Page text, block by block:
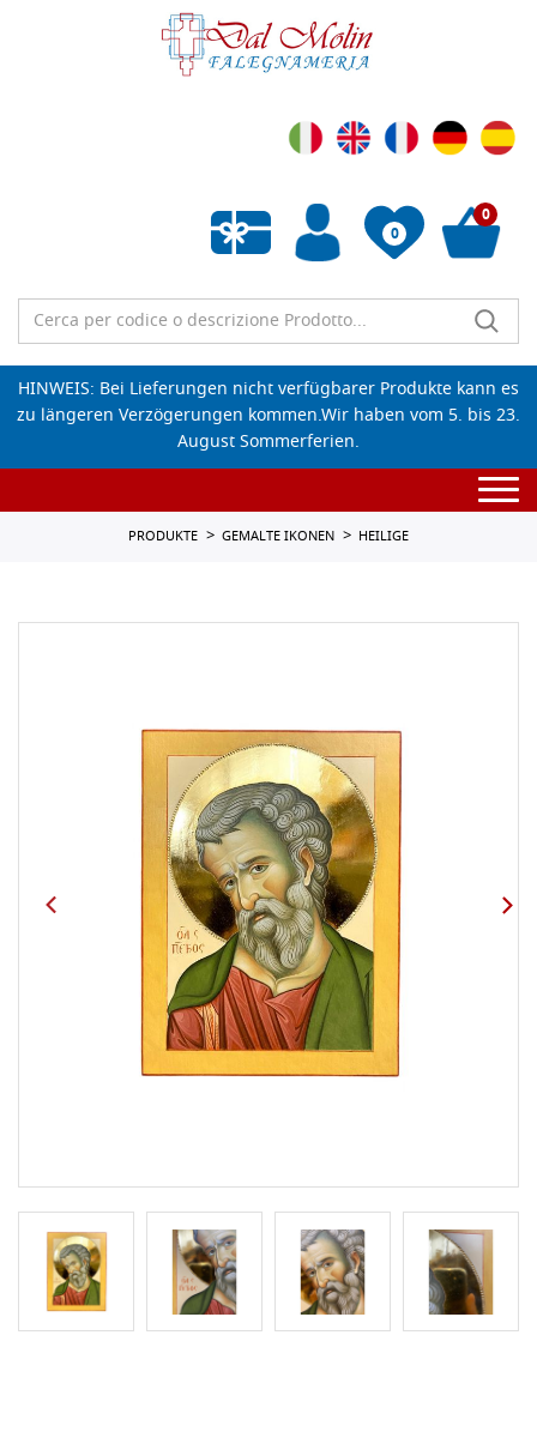
0
Wunschliste leeren
0
HINWEIS: Bei Lieferungen nicht verfügbarer Produkte kann es
zu längeren Verzögerungen kommen.Wir haben vom 5. bis 23.
August Sommerferien.
PRODUKTE GEMALTE IKONEN HEILIGE